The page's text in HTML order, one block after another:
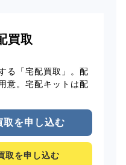
買取
る「宅配買取」。配
意。宅配キットは配
取を申し込む
取を申し込む